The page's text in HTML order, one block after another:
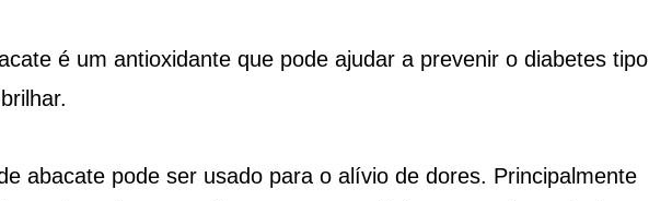
é um antioxidante que pode ajudar a prevenir o diabetes tipo
abacate pode ser usado para o alívio de dores. Principalmente